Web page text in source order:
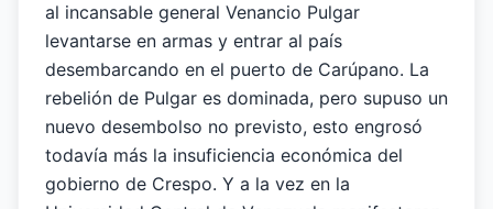
al incansable general Venancio Pulgar
levantarse en armas y entrar al país
desembarcando en el puerto de Carúpano. La
rebelión de Pulgar es dominada, pero supuso un
nuevo desembolso no previsto, esto engrosó
todavía más la insuficiencia económica del
gobierno de Crespo. Y a la vez en la